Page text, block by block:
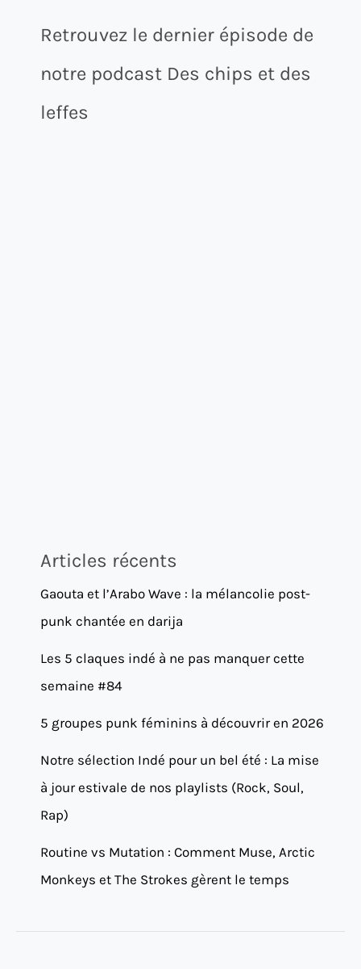
Retrouvez le dernier épisode de
notre podcast Des chips et des
leffes
Articles récents
Gaouta et l’Arabo Wave : la mélancolie post-
punk chantée en darija
Les 5 claques indé à ne pas manquer cette
semaine #84
5 groupes punk féminins à découvrir en 2026
Notre sélection Indé pour un bel été : La mise
à jour estivale de nos playlists (Rock, Soul,
Rap)
Routine vs Mutation : Comment Muse, Arctic
Monkeys et The Strokes gèrent le temps